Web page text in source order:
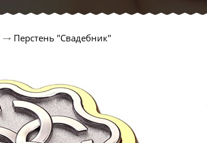
Перстень "Свадебник"